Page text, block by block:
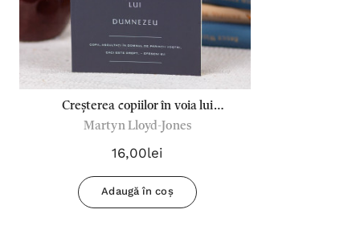
Creșterea copiilor în voia lui
Dumnezeu
Martyn Lloyd-Jones
16,00lei
Adaugă în coș